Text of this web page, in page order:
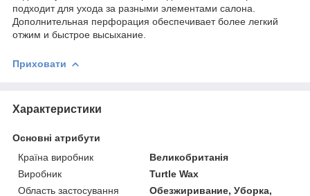
подходит для ухода за разными элементами салона.
Дополнительная перфорация обеспечивает более легкий
отжим и быстрое высыхание.
Приховати
Характеристики
Основні атрибути
Країна виробник
Великобританія
Виробник
Turtle Wax
Область застосування
Обезжиривание, Уборка,